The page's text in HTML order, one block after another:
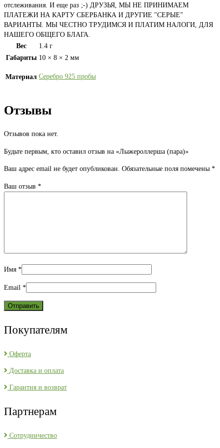
отслеживания. И еще раз ;-) ДРУЗЬЯ, МЫ НЕ ПРИНИМАЕМ
ПЛАТЕЖИ НА КАРТУ СБЕРБАНКА И ДРУГИЕ "СЕРЫЕ"
ВАРИАНТЫ. МЫ ЧЕСТНО ТРУДИМСЯ И ПЛАТИМ НАЛОГИ, ДЛЯ
НАШЕГО ОБЩЕГО БЛАГА.
Вес
1.4 г
Габариты 10 × 8 × 2 мм
Материал Серебро 925 пробы
Отзывы
Отзывов пока нет.
Будьте первым, кто оставил отзыв на «Лыжероллерша (пара)»
Ваш адрес email не будет опубликован. Обязательные поля помечены *
Ваш отзыв *
Имя *
Email *
Покупателям
Оферта
Доставка и оплата
Гарантия и возврат
Партнерам
Сотрудничество